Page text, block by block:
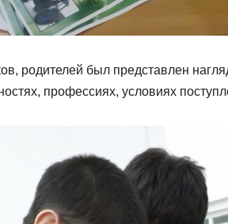
родителей был представлен
профессиях, условиях